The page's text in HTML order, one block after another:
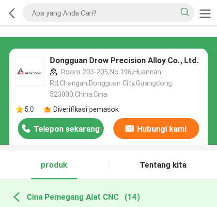
Dongguan Drow Precision Alloy Co., Ltd.
Room 203-205,No.196,Huannan
Rd,Changan,Dongguan City,Guangdong
523000,China,Cina
5.0
Diverifikasi pemasok
Telepon sekarang Hubungi kami
produk Tentang kita
Cina Pemegang Alat CNC (14)